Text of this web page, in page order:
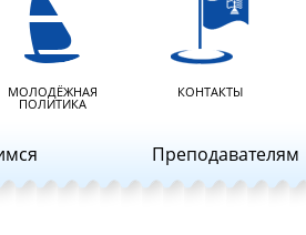
МОЛОДЁЖНАЯ
ПОЛИТИКА
КОНТАКТЫ
Преподавателям